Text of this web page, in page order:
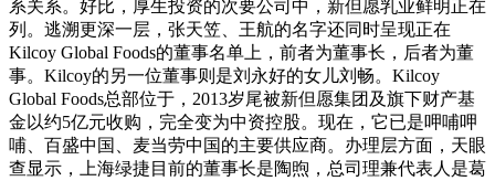
系关系。好比，厚生投资的次要公司中，新但愿乳业鲜明正在
列。逃溯更深一层，张天笠、王航的名字还同时呈现正在
Kilcoy Global Foods的董事名单上，前者为董事长，后者为董
事。Kilcoy的另一位董事则是刘永好的女儿刘畅。Kilcoy
Global Foods总部位于，2013岁尾被新但愿集团及旗下财产基
金以约5亿元收购，完全变为中资控股。现在，它已是呷哺呷
哺、百盛中国、麦当劳中国的主要供应商。办理层方面，天眼
查显示，上海绿捷目前的董事长是陶煦，总司理兼代表人是葛